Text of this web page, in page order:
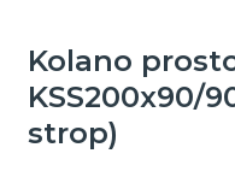
Kolano
KSS200x90/
strop)